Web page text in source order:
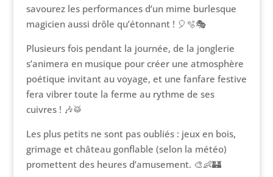
savourez les performances d’un mime burlesque
magicien aussi drôle qu’étonnant ! 🎈🫧🎭
Plusieurs fois pendant la journée, de la jonglerie
s’animera en musique pour créer une atmosphère
poétique invitant au voyage, et une fanfare festive
fera vibrer toute la ferme au rythme de ses
cuivres ! 🎶🥁
Les plus petits ne sont pas oubliés : jeux en bois,
grimage et château gonflable (selon la météo)
promettent des heures d’amusement. 🎨👶🏰